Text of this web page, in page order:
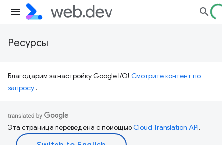
Ресурсы
Благодарим за настройку Google I/O! Смотрите контент по
запросу .
Эта страница переведена с помощьюCloud Translation API.